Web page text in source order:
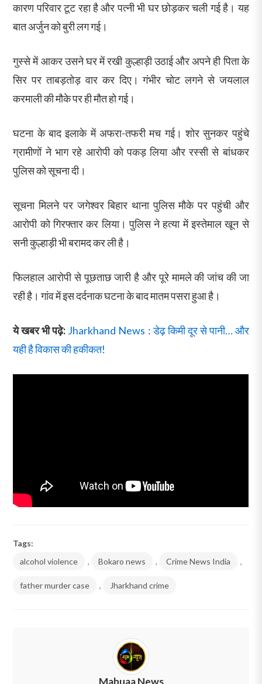
कारण परिवार टूट रहा है और पत्नी भी घर छोड़कर चली गई है। यह
बात अर्जुन को बुरी लग गई।
गुस्से में आकर उसने घर में रखी कुल्हाड़ी उठाई और अपने ही पिता के
सिर पर ताबड़तोड़ वार कर दिए। गंभीर चोट लगने से जयलाल
करमाली की मौके पर ही मौत हो गई।
घटना के बाद इलाके में अफरा-तफरी मच गई। शोर सुनकर पहुंचे
ग्रामीणों ने भाग रहे आरोपी को पकड़ लिया और रस्सी से बांधकर
पुलिस को सूचना दी।
सूचना मिलने पर जगेश्वर बिहार थाना पुलिस मौके पर पहुंची और
आरोपी को गिरफ्तार कर लिया। पुलिस ने हत्या में इस्तेमाल खून से
सनी कुल्हाड़ी भी बरामद कर ली है।
फिलहाल आरोपी से पूछताछ जारी है और पूरे मामले की जांच की जा
रही है। गांव में इस दर्दनाक घटना के बाद मातम पसरा हुआ है।
ये खबर भी पढ़े: Jharkhand News : डेढ़ किमी दूर से पानी… और
यही है विकास की हकीकत!
Tags:
alcohol violence
, Bokaro news , Crime News India ,
father murder case , Jharkhand crime
Mahuaa News